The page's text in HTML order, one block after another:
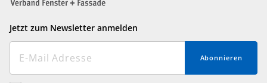
Jetzt zum Newsletter anmelden
Abonnieren